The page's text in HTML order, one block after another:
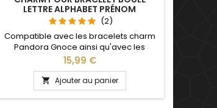
LETTRE ALPHABET PRÉNOM
(2)
Compatible avec les bracelets charm
Pandora Gnoce ainsi qu'avec les
bracelets charm de notre site idéal
pour : Noël, Saint Valentin, anniversaire,
anniversaire de mariage, cadeau, fête
A B C D E F G H I J K L M N O P Q R S T U V
W X Y Z
Prix
15,99 €
 Ajouter au panier